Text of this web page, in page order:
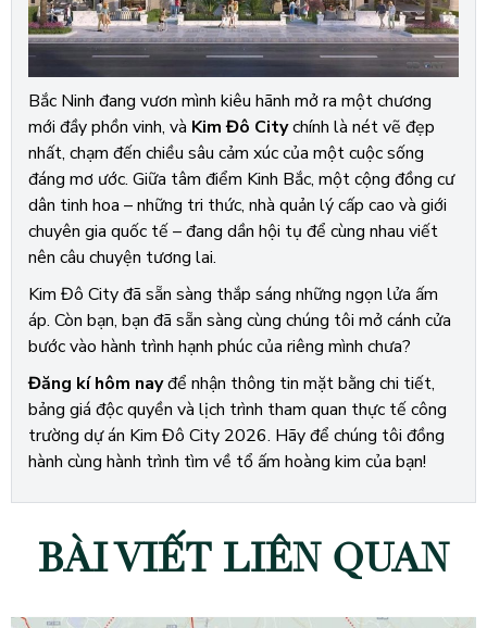
Bắc Ninh đang vươn mình kiêu hãnh mở ra một chương
mới đầy phồn vinh, và Kim Đô Citychính là nét vẽ đẹp
nhất, chạm đến chiều sâu cảm xúc của một cuộc sống
đáng mơ ước. Giữa tâm điểm Kinh Bắc, một cộng đồng cư
dân tinh hoa – những tri thức, nhà quản lý cấp cao và giới
chuyên gia quốc tế – đang dần hội tụ để cùng nhau viết
nên câu chuyện tương lai.
Kim Đô City đã sẵn sàng thắp sáng những ngọn lửa ấm
áp. Còn bạn, bạn đã sẵn sàng cùng chúng tôi mở cánh cửa
bước vào hành trình hạnh phúc của riêng mình chưa?
Đăng kí hôm nayđể nhận thông tin mặt bằng chi tiết,
bảng giá độc quyền và lịch trình tham quan thực tế công
trường dự án Kim Đô City 2026. Hãy để chúng tôi đồng
hành cùng hành trình tìm về tổ ấm hoàng kim của bạn!
BÀI VIẾT LIÊN QUAN